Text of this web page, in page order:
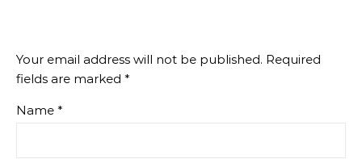
Your email address will not be published. Required
fields are marked *
Name *